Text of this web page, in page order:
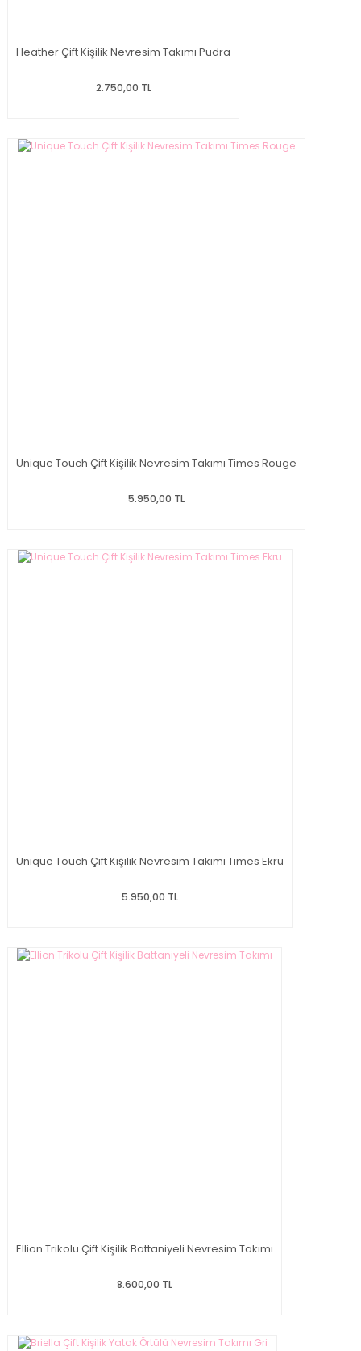
Heather Çift Kişilik Nevresim Takımı Pudra
2.750,00 TL
Unique Touch Çift Kişilik Nevresim Takımı Times Rouge
5.950,00 TL
Unique Touch Çift Kişilik Nevresim Takımı Times Ekru
5.950,00 TL
Ellion Trikolu Çift Kişilik Battaniyeli Nevresim Takımı
8.600,00 TL